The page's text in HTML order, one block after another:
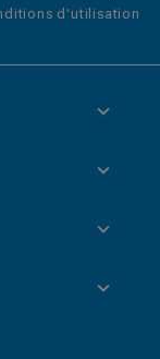
d'utilisation